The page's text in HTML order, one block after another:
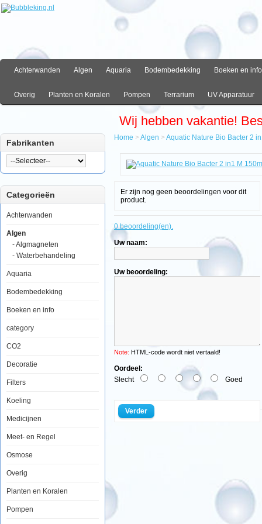
Achterwanden Algen Aquaria Bodembedekking Boeken en info
Overig Planten en Koralen Pompen Terrarium UV Apparatuur
Wij hebben vakantie!
Fabrikanten
Categorieën
Achterwanden
Algen
- Algmagneten
- Waterbehandeling
Aquaria
Bodembedekking
Boeken en info
category
CO2
Decoratie
Filters
Koeling
Medicijnen
Meet- en Regel
Osmose
Overig
Planten en Koralen
Pompen
Algen
Aquatic
Bio
Bacter
M
in1
150ml
2
formula
Home > Algen > Aquatic Nature Bio Bacter 2
Er zijn nog geen beoordelingen voor dit
product.
0 beoordeling(en).
Uw naam:
Uw beoordeling:
Note: HTML-code wordt niet vertaald!
Oordeel:
Slecht
Goed
Verder